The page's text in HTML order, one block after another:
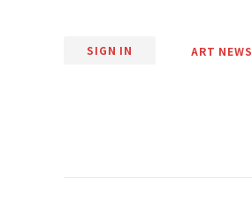
SIGN IN ART NEWS